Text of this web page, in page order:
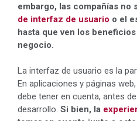
embargo, las compañías no
de interfaz de usuario o el
hasta que ven los
negocio.
La interfaz de usuario es la
En aplicaciones y páginas
debe tener en cuenta, antes
desarrollo. Si bien, la